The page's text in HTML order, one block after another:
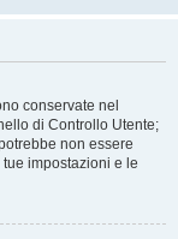
conservate nel
di Controllo Utente;
non essere
impostazioni e le